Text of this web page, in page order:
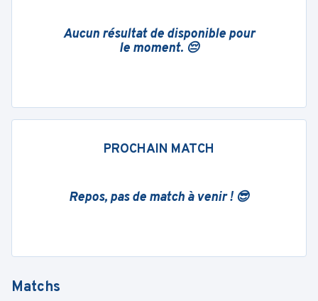
Aucun résultat de disponible pour
le moment. 😔
PROCHAIN MATCH
Repos, pas de match à venir ! 😎
Matchs